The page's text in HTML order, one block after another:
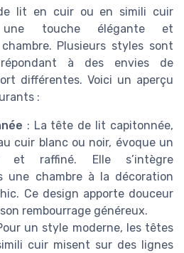
lit en cuir ou en simili cuir
une touche élégante et
Plusieurs styles sont
répondant à des envies de
différentes. Voici un aperçu
:
: La tête de lit capitonnée,
cuir blanc ou noir, évoque un
et raffiné. Elle s’intègre
une chambre à la décoration
Ce design apporte douceur
rembourrage généreux.
un style moderne, les têtes
cuir misent sur des lignes